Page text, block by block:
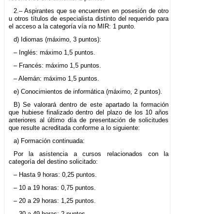
2.– Aspirantes que se encuentren en posesión de otro
u otros títulos de especialista distinto del requerido para
el acceso a la categoría vía no MIR: 1 punto.
d) Idiomas (máximo, 3 puntos):
– Inglés: máximo 1,5 puntos.
– Francés: máximo 1,5 puntos.
– Alemán: máximo 1,5 puntos.
e) Conocimientos de informática (máximo, 2 puntos).
B) Se valorará dentro de este apartado la formación
que hubiese finalizado dentro del plazo de los 10 años
anteriores al último día de presentación de solicitudes
que resulte acreditada conforme a lo siguiente:
a) Formación continuada:
Por la asistencia a cursos relacionados con la
categoría del destino solicitado:
– Hasta 9 horas: 0,25 puntos.
– 10 a 19 horas: 0,75 puntos.
– 20 a 29 horas: 1,25 puntos.